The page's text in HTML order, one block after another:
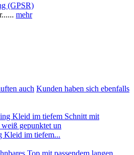
(GPSR)
mehr
auch Kunden haben sich ebenfalls
Kleid im tiefem...